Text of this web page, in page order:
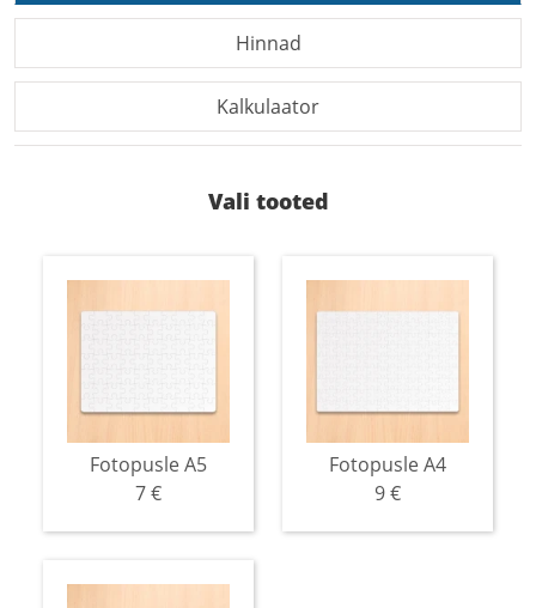
Hinnad
Kalkulaator
Vali tooted
Fotopusle A5
7 €
Fotopusle A4
9 €